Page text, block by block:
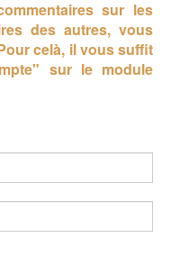
sur les
des autres, vous
celà, il vous suffit
sur le module